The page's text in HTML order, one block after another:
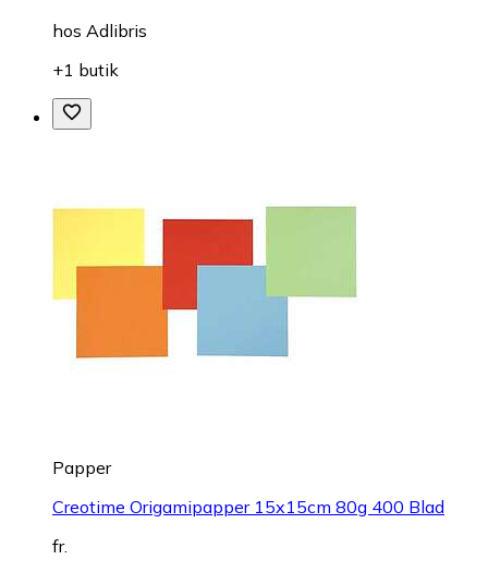
hos Adlibris
+1 butik
Papper
Creotime Origamipapper 15x15cm 80g 400 Blad
fr.